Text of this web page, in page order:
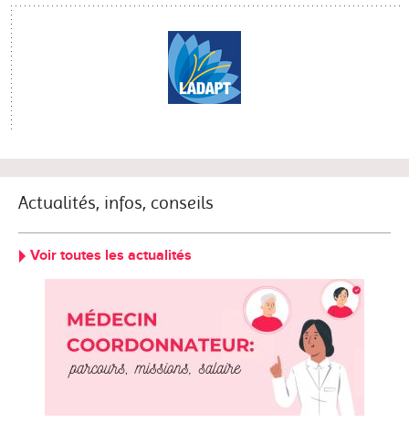
Actualités, infos, conseils
Voir toutes les actualités